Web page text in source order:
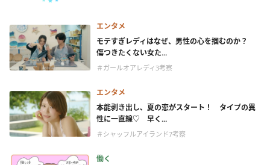
エンタメ
モテすぎレディはなぜ、男性の心を掴むのか？
傷つきたくない女た...
＃ガールオアレディ3考察
エンタメ
本能剥き出し、夏の恋がスタート！ タイプの異
性に一直線♡ 早く...
＃シャッフルアイランド7考察
働く